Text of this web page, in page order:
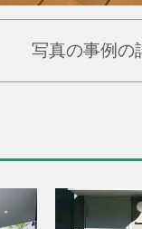
写真の事例の